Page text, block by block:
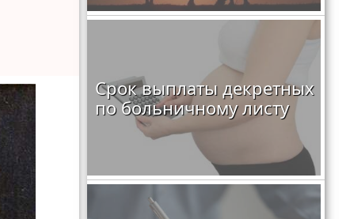
Срок выплаты декретных
по больничному листу